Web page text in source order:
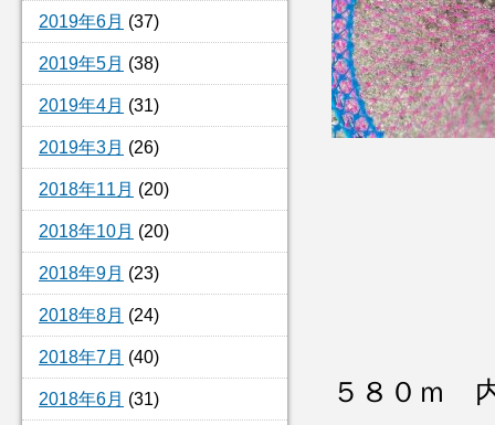
2019年6月 (37)
2019年5月 (38)
2019年4月 (31)
2019年3月 (26)
2018年11月 (20)
2018年10月 (20)
2018年9月 (23)
2018年8月 (24)
2018年7月 (40)
2018年6月 (31) ５８０ｍ